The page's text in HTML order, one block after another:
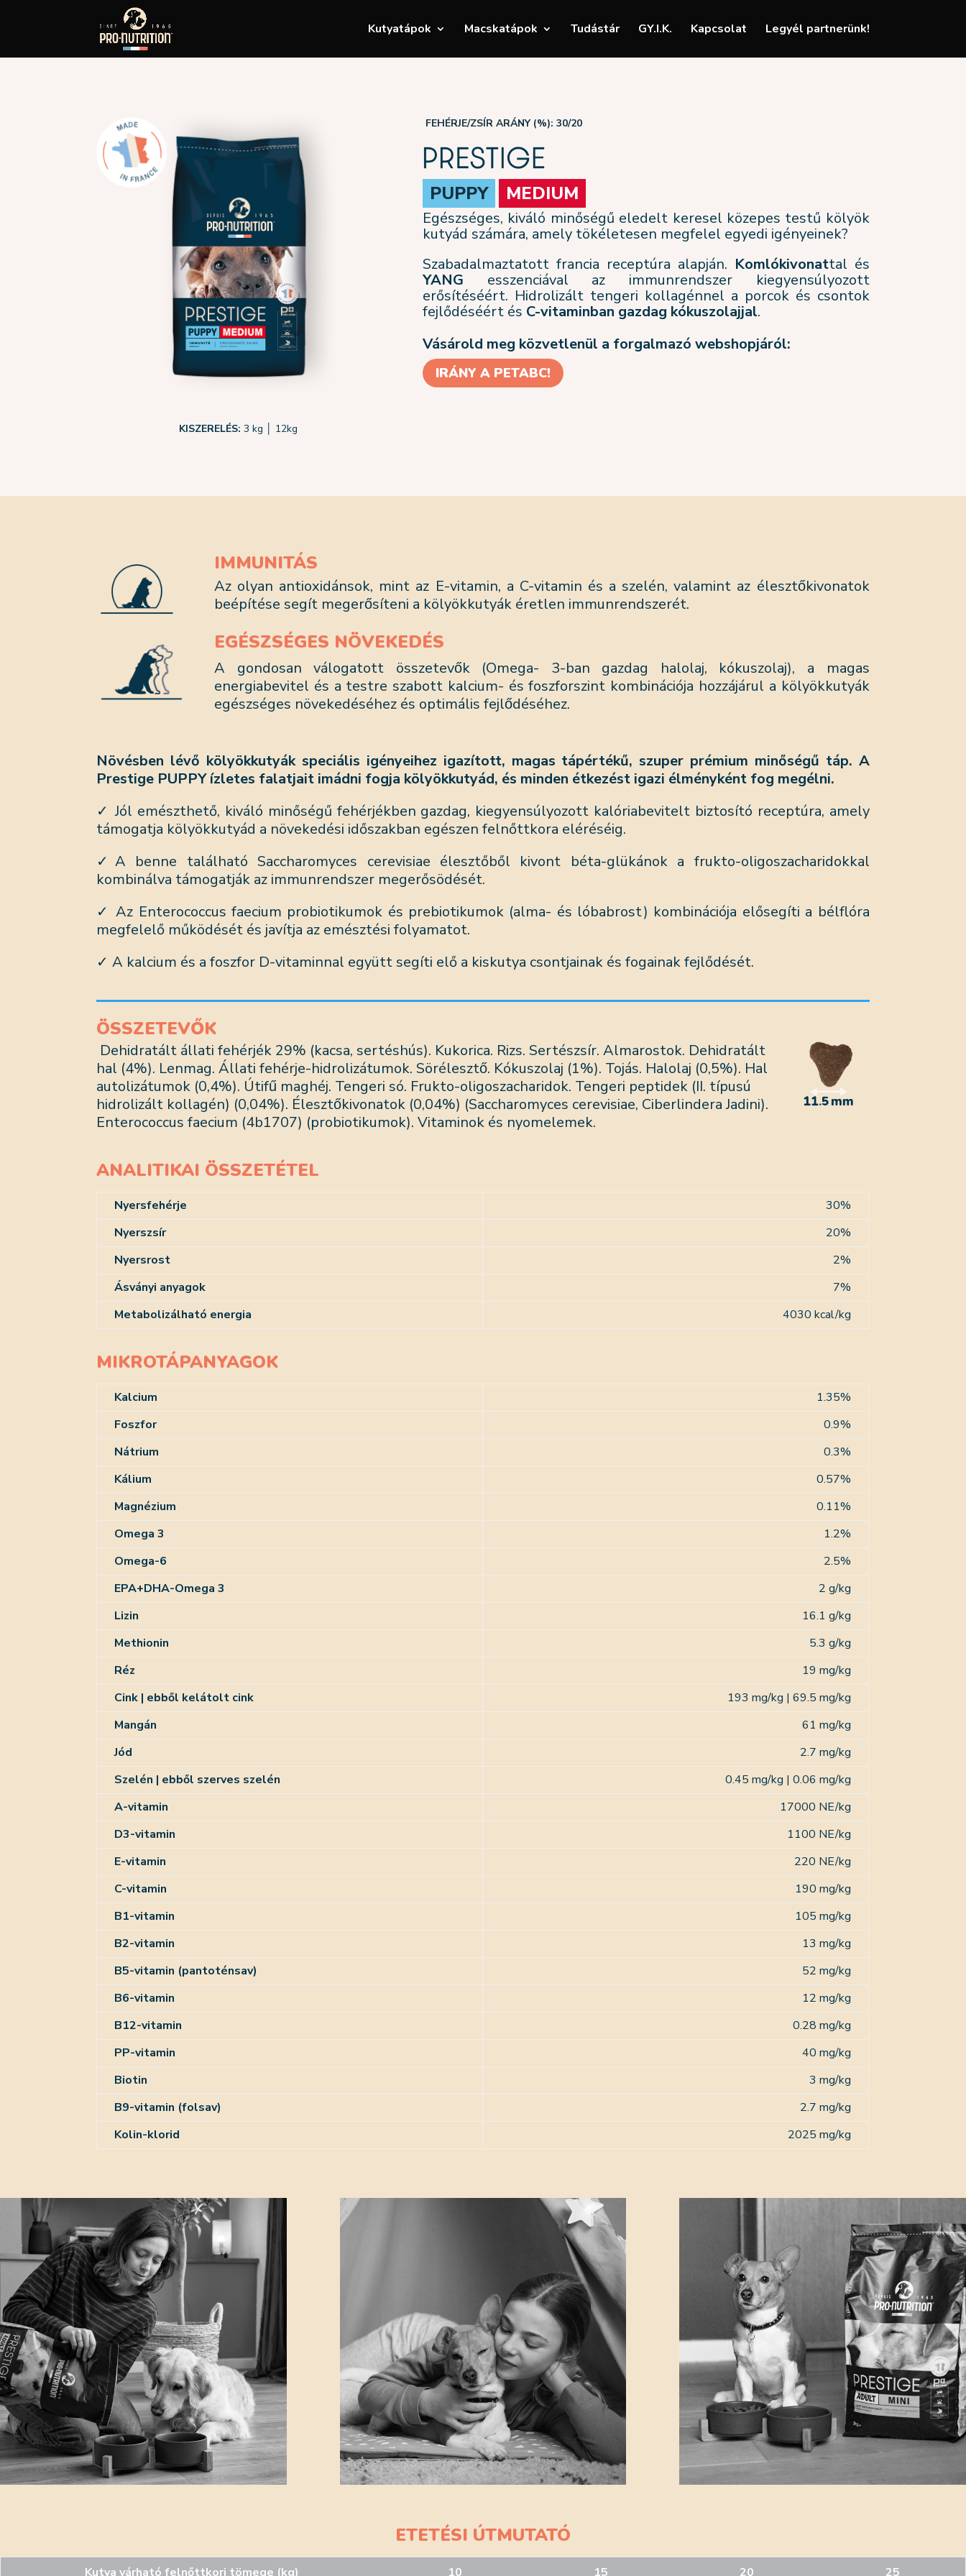
Kutyatápok Macskatápok Tudástár GY.I.K. Kapcsolat Legyél partnerünk!
KISZERELÉS: 3 kg │ 12kg
FEHÉRJE/ZSÍR ARÁNY (%): 30/20
PUPPY MEDIUM
Egészséges, kiváló minőségű eledelt keresel közepes testű kölyök
kutyád számára, amely tökéletesen megfelel egyedi igényeinek?
Szabadalmaztatott francia receptúra alapján. Komlókivonattal és
YANG esszenciával az immunrendszer kiegyensúlyozott
erősítéséért. Hidrolizált tengeri kollagénnel a porcok és csontok
fejlődéséért és C-vitaminban gazdag kókuszolajjal.
Vásárold meg közvetlenül a forgalmazó webshopjáról:
IRÁNY A PETABC!
IMMUNITÁS
Az olyan antioxidánsok, mint az E-vitamin, a C-vitamin és a szelén, valamint az élesztőkivonatok
beépítése segít megerősíteni a kölyökkutyák éretlen immunrendszerét.
EGÉSZSÉGES NÖVEKEDÉS
A gondosan válogatott összetevők (Omega- 3-ban gazdag halolaj, kókuszolaj), a magas
energiabevitel és a testre szabott kalcium- és foszforszint kombinációja hozzájárul a kölyökkutyák
egészséges növekedéséhez és optimális fejlődéséhez.
Növésben lévő kölyökkutyák speciális igényeihez igazított, magas tápértékű, szuper prémium minőségű táp. A
Prestige PUPPY ízletes falatjait imádni fogja kölyökkutyád, és minden étkezést igazi élményként fog megélni.
✓ Jól emészthető, kiváló minőségű fehérjékben gazdag, kiegyensúlyozott kalóriabevitelt biztosító receptúra, amely
támogatja kölyökkutyád a növekedési időszakban egészenfelnőttkora eléréséig.
✓ A benne található Saccharomyces cerevisiae élesztőből kivont béta-glükánok a frukto-oligoszacharidokkal
kombinálva támogatják az immunrendszer megerősödését.
✓Az Enterococcus faecium probiotikumok és prebiotikumok (alma- és lóbabrost) kombinációja elősegíti a bélflóra
megfelelő működését és javítja az emésztési folyamatot.
✓ A kalcium és a foszfor D-vitaminnal együtt segíti elő a kiskutya csontjainak és fogainak fejlődését.
ÖSSZETEVŐK
Dehidratált állati fehérjék 29% (kacsa, sertéshús). Kukorica. Rizs. Sertészsír. Almarostok. Dehidratált
hal (4%). Lenmag. Állati fehérje-hidrolizátumok. Sörélesztő. Kókuszolaj (1%). Tojás. Halolaj (0,5%). Hal
autolizátumok (0,4%). Útifű maghéj. Tengeri só. Frukto-oligoszacharidok. Tengeri peptidek (II. típusú
hidrolizált kollagén) (0,04%). Élesztőkivonatok (0,04%) (Saccharomyces cerevisiae, Ciberlindera Jadini).
Enterococcus faecium (4b1707) (probiotikumok). Vitaminok és nyomelemek.
ANALITIKAI ÖSSZETÉTEL
Nyersfehérje
30%
Nyerszsír
20%
Nyersrost
2%
Ásványi anyagok
7%
Metabolizálható energia
4030 kcal/kg
MIKROTÁPANYAGOK
Kalcium
1.35%
Foszfor
0.9%
Nátrium
0.3%
Kálium
0.57%
Magnézium
0.11%
Omega 3
1.2%
Omega-6
2.5%
EPA+DHA-Omega 3
2 g/kg
Lizin
16.1 g/kg
Methionin
5.3 g/kg
Réz
19 mg/kg
Cink | ebből kelátolt cink
193 mg/kg | 69.5 mg/kg
Mangán
61 mg/kg
Jód
2.7 mg/kg
Szelén | ebből szerves szelén
0.45 mg/kg | 0.06 mg/kg
A-vitamin
17000 NE/kg
D3-vitamin
1100 NE/kg
E-vitamin
220 NE/kg
C-vitamin
190 mg/kg
B1-vitamin
105 mg/kg
B2-vitamin
13 mg/kg
B5-vitamin (pantoténsav)
52 mg/kg
B6-vitamin
12 mg/kg
B12-vitamin
0.28 mg/kg
PP-vitamin
40 mg/kg
Biotin
3 mg/kg
B9-vitamin (folsav)
2.7 mg/kg
Kolin-klorid
2025 mg/kg
ETETÉSI ÚTMUTATÓ
Kutya várható felnőttkori tömege (kg) 10 15 20 25